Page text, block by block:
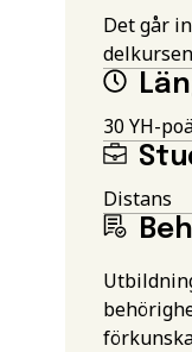
Det går
30 YH-
Distans